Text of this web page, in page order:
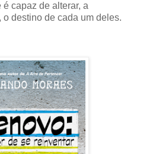
capaz de alterar, a
destino de cada um deles.